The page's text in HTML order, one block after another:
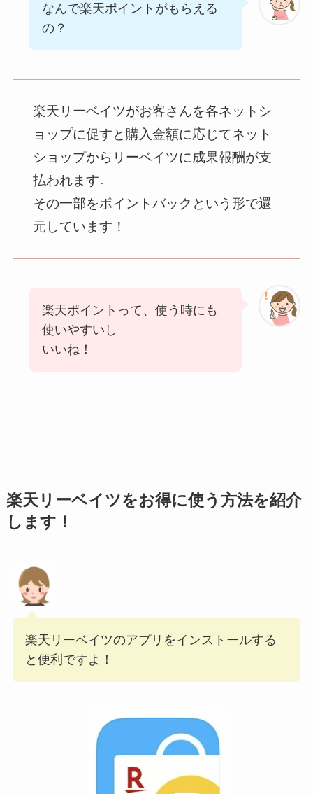
なんで楽天ポイントがもらえる
の？
楽天リーベイツがお客さんを各ネットシ
ョップに促すと購入金額に応じてネット
ショップからリーベイツに成果報酬が支
払われます。
その一部をポイントバックという形で還
元しています！
楽天ポイントって、使う時にも
使いやすいし
いいね！
楽天リーベイツをお得に使う方法を紹介
します！
楽天リーベイツのアプリをインストールする
と便利ですよ！